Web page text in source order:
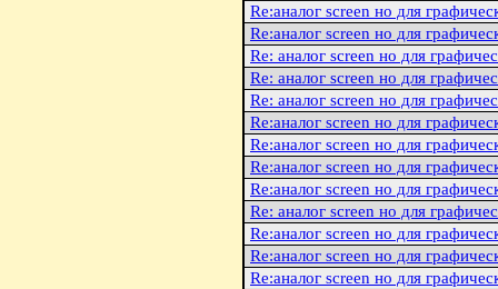
Re:аналог screen но для
Re:аналог screen но для
Re: аналог screen но для
Re: аналог screen но для
Re: аналог screen но для
Re:аналог screen но для
Re:аналог screen но для
Re:аналог screen но для
Re:аналог screen но для
Re: аналог screen но для
Re:аналог screen но для
Re:аналог screen но для
Re:аналог screen но для